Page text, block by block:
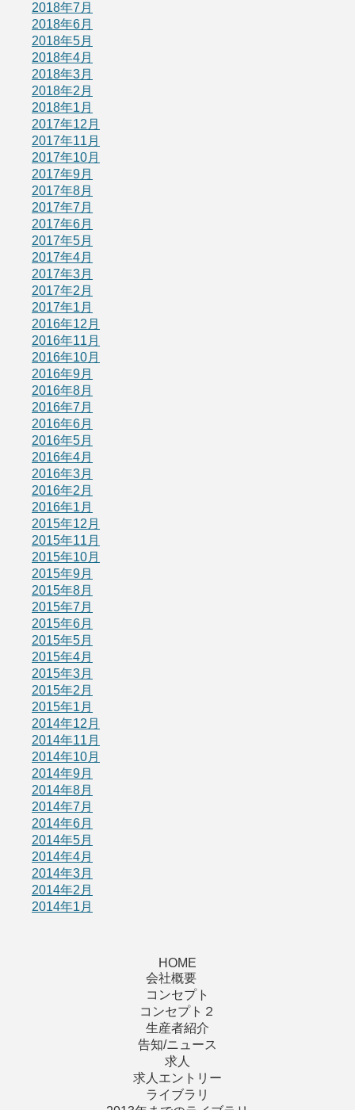
2018年7月
2018年6月
2018年5月
2018年4月
2018年3月
2018年2月
2018年1月
2017年12月
2017年11月
2017年10月
2017年9月
2017年8月
2017年7月
2017年6月
2017年5月
2017年4月
2017年3月
2017年2月
2017年1月
2016年12月
2016年11月
2016年10月
2016年9月
2016年8月
2016年7月
2016年6月
2016年5月
2016年4月
2016年3月
2016年2月
2016年1月
2015年12月
2015年11月
2015年10月
2015年9月
2015年8月
2015年7月
2015年6月
2015年5月
2015年4月
2015年3月
2015年2月
2015年1月
2014年12月
2014年11月
2014年10月
2014年9月
2014年8月
2014年7月
2014年6月
2014年5月
2014年4月
2014年3月
2014年2月
2014年1月
HOME
会社概要
コンセプト
コンセプト２
生産者紹介
告知/ニュース
求人
求人エントリー
ライブラリ